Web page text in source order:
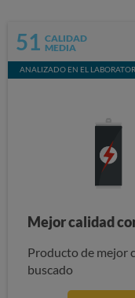
51 CALIDAD
MEDIA
ANALIZADO EN EL
Mejor calidad
Producto de mejor
buscado